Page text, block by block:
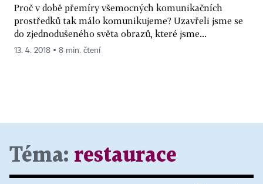
Proč v době přemíry všemocných komunikačních
prostředků tak málo komunikujeme? Uzavřeli jsme se
do zjednodušeného světa obrazů, které jsme...
13. 4. 2018 ▪ 8 min. čtení
Téma: restaurace